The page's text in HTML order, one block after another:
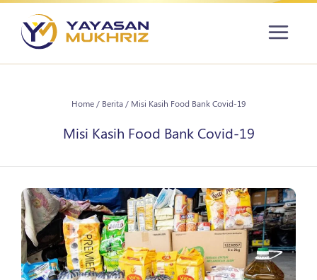
Home / Berita / Misi Kasih Food Bank Covid-19
Misi Kasih Food Bank Covid-19